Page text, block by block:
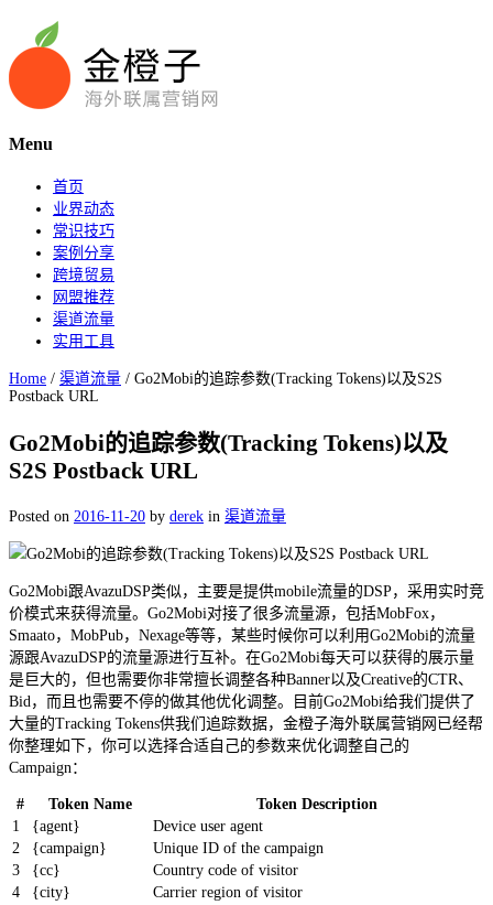
Menu
首页
业界动态
常识技巧
案例分享
跨境贸易
网盟推荐
渠道流量
实用工具
Home / 渠道流量 / Go2Mobi的追踪参数(Tracking Tokens)以及S2S
Postback URL
Go2Mobi的追踪参数(Tracking Tokens)以及
S2S Postback URL
Posted on 2016-11-20 by derek in 渠道流量
Go2Mobi跟AvazuDSP类似，主要是提供mobile流量的DSP，采用实时竞
价模式来获得流量。Go2Mobi对接了很多流量源，包括MobFox，
Smaato，MobPub，Nexage等等，某些时候你可以利用Go2Mobi的流量
源跟AvazuDSP的流量源进行互补。在Go2Mobi每天可以获得的展示量
是巨大的，但也需要你非常擅长调整各种Banner以及Creative的CTR、
Bid，而且也需要不停的做其他优化调整。目前Go2Mobi给我们提供了
大量的Tracking Tokens供我们追踪数据，金橙子海外联属营销网已经帮
你整理如下，你可以选择合适自己的参数来优化调整自己的
Campaign：
# Token Name
Token Description
1
{agent}
Device user agent
2
{campaign}
Unique ID of the campaign
3
{cc}
Country code of visitor
4
{city}
Carrier region of visitor